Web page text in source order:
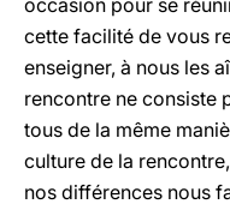
occasion pour se
cette facilité de vous
enseigner, à nous les
rencontre ne consiste
tous de la même
culture de la
nos différences nous